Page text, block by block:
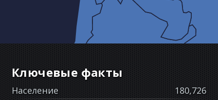
Ключевые факты
Население
180,726